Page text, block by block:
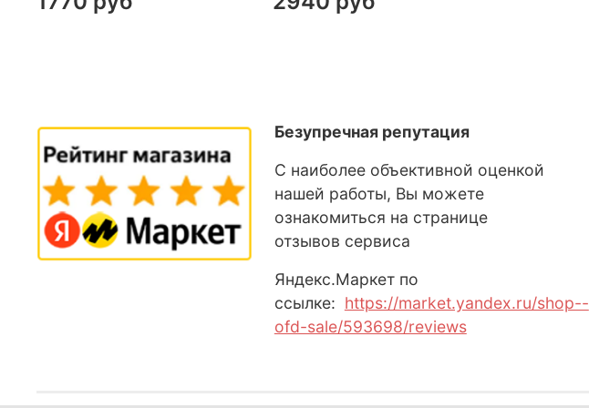
Безупречная репутация
С наиболее объективной оценкой
нашей работы, Вы можете
ознакомиться на странице
отзывов сервиса
Яндекс.Маркетпо
ссылке: https://market.yandex.ru/shop--
ofd-sale/593698/reviews